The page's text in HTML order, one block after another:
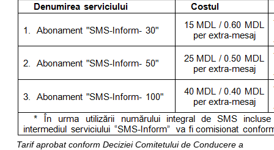
Tarif aprobat conform Deciziei Comitetului de Conducere a